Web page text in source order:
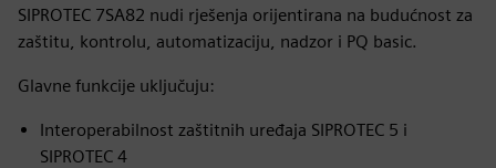
SIPROTEC 7SA82 nudi rješenja orijentirana na budućnost za
zaštitu, kontrolu, automatizaciju, nadzor i PQ basic.
Glavne funkcije uključuju:
Interoperabilnost zaštitnih uređaja SIPROTEC 5 i
SIPROTEC 4